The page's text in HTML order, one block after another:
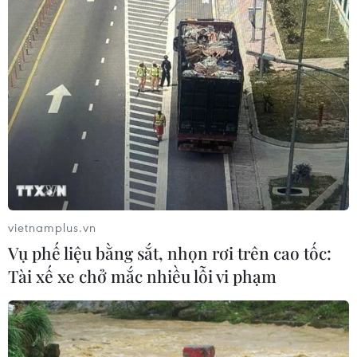
Chủ sân Azteca lỗ hơn 47 triệu USD vì
World Cup 2026
08/08/2026 06:43
Dữ liệu việc làm Mỹ mở thêm dư địa
cho giá vàng trong tuần qua
08/08/2026 04:29
Thương mại Việt Nam-Australia
hướng tới những động lực tăng
trưởng mới
08/08/2026 03:29
vietnamplus.vn
Vụ phế liệu bằng sắt, nhọn rơi trên cao tốc:
Tài xế xe chở mắc nhiều lỗi vi phạm